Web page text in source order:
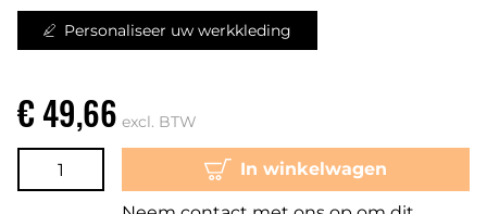
Personaliseer uw werkkleding
€ 49,66 excl. BTW
In winkelwagen